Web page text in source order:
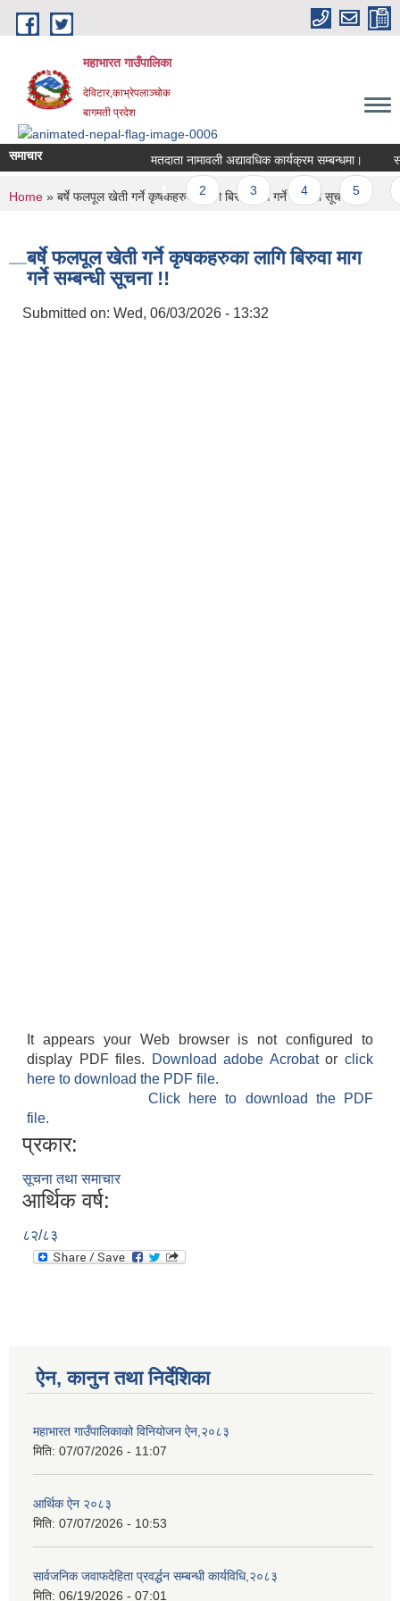
Skip to main content
महाभारत गाउँपालिका
देविटार,काभ्रेपलाञ्चोक
बागमती प्रदेश
समाचार मतदाता नामावली अद्यावधिक कार्यक्रम सम्बन्धमा।
Pages
1
You are here
Home » बर्षे फलपूल खेती गर्ने कृषकहरुका लागि बिरुवा माग गर्ने सम्बन्धी सूचना !!
बर्षे फलपूल खेती गर्ने कृषकहरुका लागि बिरुवा माग
गर्ने सम्बन्धी सूचना !!
Submitted on: Wed, 06/03/2026 - 13:32
It appears your Web browser is not configured to
display PDF files.
Download adobe Acrobatorclick
here to download the PDF file.
Click here to download the PDF
file.
प्रकार:
सूचना तथा समाचार
आर्थिक वर्ष:
८२/८३
ऐन, कानुन तथा निर्देशिका
महाभारत गाउँपालिकाको विनियोजन ऐन,२०८३
मिति: 07/07/2026 - 11:07
आर्थिक ऐन २०८३
मिति: 07/07/2026 - 10:53
सार्वजनिक जवाफदेहिता प्रवर्द्धन सम्बन्धी कार्यविधि,२०८३
मिति: 06/19/2026 - 07:01